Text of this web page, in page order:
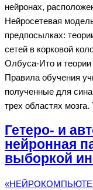
нейронах,
Нейросетевая
предпосылках:
сетей в корковой
Олбуса-Ито и
Правила обучения
полученные для
трех областях
Гетеро- и
нейронная
выборкой